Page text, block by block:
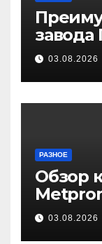
завода
03.08.2026
РАЗНОЕ
Обзор
03.08.2026